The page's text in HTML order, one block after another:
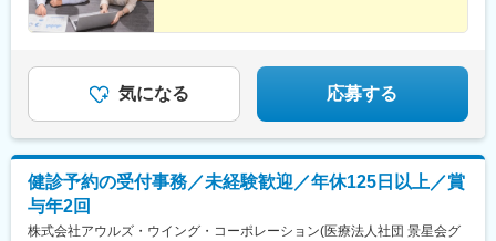
気になる 応募する
健診予約の受付事務／未経験歓迎／年休125日以上／賞
与年2回
株式会社アウルズ・ウイング・コーポレーション(医療法人社団 景星会グ